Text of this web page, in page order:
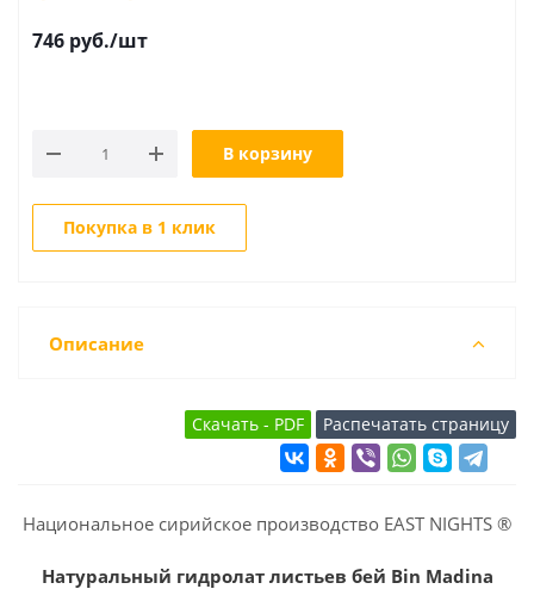
746 руб./шт
В корзину
Покупка в 1 клик
Описание
Национальное сирийское производство EAST NIGHTS ®
Натуральный гидролат листьев бей Bin Madina